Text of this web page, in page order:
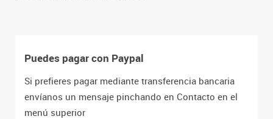
Puedes pagar con Paypal
Si prefieres pagar mediante transferencia bancaria
envíanos un mensaje pinchando en Contacto en el
menú superior